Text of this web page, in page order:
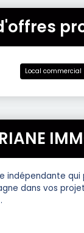
Local commercial
indépendante
dans vos